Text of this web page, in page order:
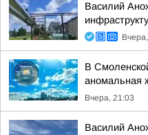
Василий
В
аномальная
Вчера, 21:03
Василий